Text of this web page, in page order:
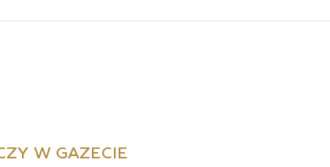
W GAZECIE